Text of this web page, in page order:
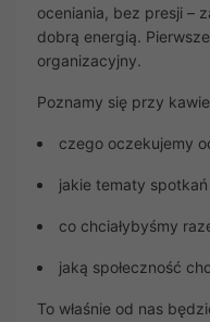
oceniania, bez presji –
dobrą energią.
organizacyjny.
Poznamy się przy
czego oczekujemy
jakie tematy
co chciałybyśmy
jaką społeczność
To właśnie od nas